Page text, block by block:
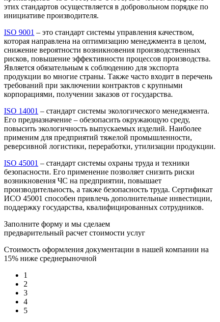
этих стандартов осуществляется в добровольном порядке по
инициативе производителя.
ISO 9001 – это стандарт системы управления качеством,
которая направлена на оптимизацию менеджмента в целом,
снижение вероятности возникновения производственных
рисков, повышение эффективности процессов производства.
Является обязательным к соблюдению для экспорта
продукции во многие страны. Также часто входит в перечень
требований при заключении контрактов с крупными
корпорациями, получении заказов от государства.
ISO 14001 – стандарт системы экологического менеджмента.
Его предназначение – обезопасить окружающую среду,
повысить экологичность выпускаемых изделий. Наиболее
применим для предприятий тяжелой промышленности,
реверсивной логистики, переработки, утилизации продукции.
ISO 45001 – стандарт системы охраны труда и техники
безопасности. Его применение позволяет снизить риски
возникновения ЧС на предприятии, повышает
производительность, а также безопасность труда. Сертификат
ИСО 45001 способен привлечь дополнительные инвестиции,
поддержку государства, квалифицированных сотрудников.
Заполните форму и мы сделаем
предварительный расчет стоимости услуг
Стоимость оформления документации в нашей компании на
15% ниже среднерыночной
1
2
3
4
5